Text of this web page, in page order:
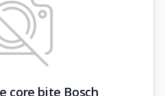
core bite Bosch